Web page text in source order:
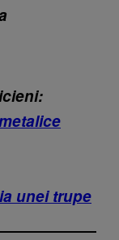
unei trupe